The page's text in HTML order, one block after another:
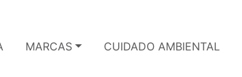
MARCAS CUIDADO AMBIENTAL